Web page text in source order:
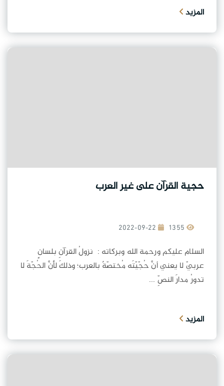
المزيد
حجية القرآن على غير العرب
2022-09-22
السلام عليكم ورحمة الله وبركاته : نزولُ القرآنِ بلسانٍ
عربيّ لا يعني أنَّ حُجّيّتَه مُختصّةٌ بالعرب؛ وذلكَ لأنَّ الحُجّةَ لا
تدورُ مدارَ النصِّ ...
المزيد